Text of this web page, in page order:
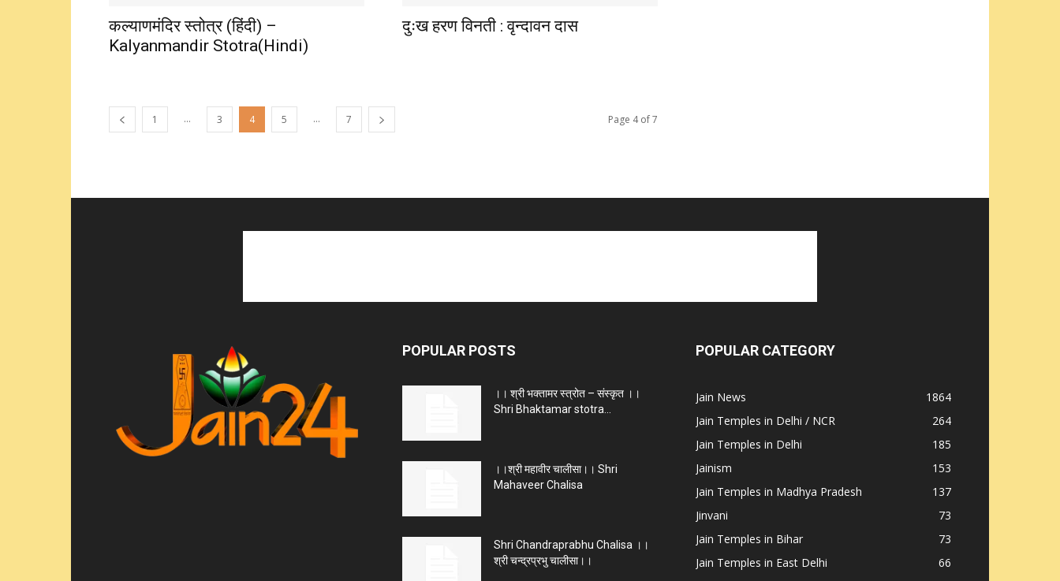
कल्याणमंदिर स्तोत्र (हिंदी) –
Kalyanmandir Stotra(Hindi)
दुःख हरण विनती : वृन्दावन दास
1 ... 3 4 5 ... 7 Page 4 of 7
POPULAR POSTS
।। श्री भक्तामर स्त्रोत – संस्कृत ।।
Shri Bhaktamar stotra...
।।श्री महावीर चालीसा।। Shri
Mahaveer Chalisa
Shri Chandraprabhu Chalisa ।।
श्री चन्द्रप्रभु चालीसा।।
POPULAR CATEGORY
Jain News
1864
Jain Temples in Delhi / NCR
264
Jain Temples in Delhi
185
Jainism
153
Jain Temples in Madhya Pradesh
137
Jinvani
73
Jain Temples in Bihar
73
Jain Temples in East Delhi
66